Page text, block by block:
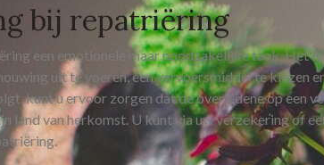
bij repatriëring
een emotionele maar noodzakelijke taak. Het
uit te voeren, een vervoersmiddel te kiezen
kunt u ervoor zorgen dat de overledene op een
land van herkomst. U kunt via uw verzekering of